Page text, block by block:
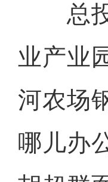
总投
业产业
河农场
哪儿办